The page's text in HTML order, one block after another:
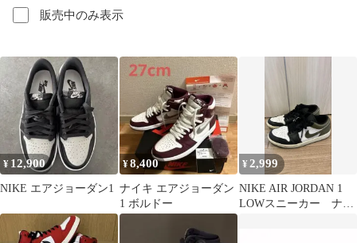
販売中のみ表示
¥ 12,900
NIKE エアジョーダン1
¥8,400
ナイキ エアジョーダン
1 ボルドー
¥ 2,999
NIKE AIR JORDAN 1
LOWスニーカー ナイ